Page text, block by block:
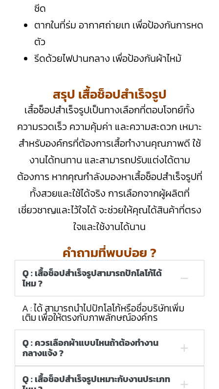
ซีด
ตากในที่ร่ม อากาศถ่ายเท เพื่อป้องกันการหด
ตัว
รีดด้วยไฟปานกลาง เพื่อป้องกันผ้าไหม้
สรุป เสื้อช็อปสำเร็จรูป
เสื้อช็อปสำเร็จรูปเป็นทางเลือกที่ตอบโจทย์ทั้ง
ความรวดเร็ว ความคุ้มค่า และความสะดวก เหมาะ
สำหรับองค์กรที่ต้องการเสื้อทำงานคุณภาพดี ใช้
งานได้ทนทาน และสามารถปรับแต่งได้ตาม
ต้องการ หากคุณกำลังมองหาเสื้อช็อปสำเร็จรูปที่
ทั้งสวยและใช้ได้จริง การเลือกจากผู้ผลิตที่
เชี่ยวชาญและไว้ใจได้ จะช่วยให้คุณได้สินค้าที่ตรง
ใจและใช้งานได้นาน
คำถามที่พบบ่อย ?
Q : เสื้อช็อปสำเร็จรูปสามารถปักโลโก้ได้
ไหม ?
A : ได้ สามารถนำไปปักโลโก้หรือชื่อบริษัทเพิ่ม
เติม เพื่อให้ตรงกับภาพลักษณ์องค์กร
Q : ควรเลือกผ้าแบบไหนถ้าต้องทำงาน
กลางแจ้ง ?
Q : เสื้อช็อปสำเร็จรูปเหมาะกับงานประเภท